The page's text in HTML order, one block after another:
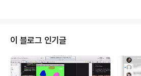
이 블로그 인기글